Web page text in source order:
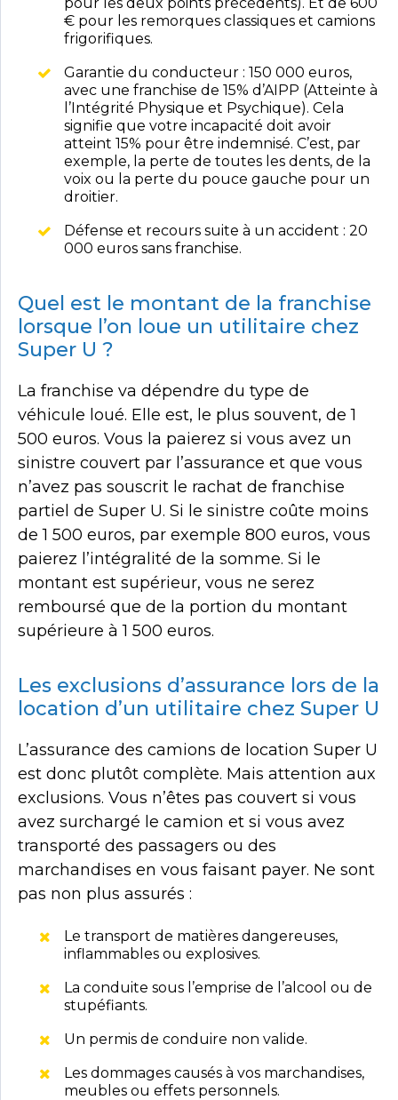
€ pour les remorques classiques et camions
frigorifiques.
Garantie du conducteur : 150 000 euros,
avec une franchise de 15% d’AIPP (Atteinte à
l’Intégrité Physique et Psychique). Cela
signifie que votre incapacité doit avoir
atteint 15% pour être indemnisé. C’est, par
exemple, la perte de toutes les dents, de la
voix ou la perte du pouce gauche pour un
droitier.
Défense et recours suite à un accident : 20
000 euros sans franchise.
Quel est le montant de la franchise
lorsque l’on loue un utilitaire chez
Super U ?
La franchise va dépendre du type de
véhicule loué. Elle est, le plus souvent, de 1
500 euros. Vous la paierez si vous avez un
sinistre couvert par l’assurance et que vous
n’avez pas souscrit le rachat de franchise
partiel de Super U. Si le sinistre coûte moins
de 1 500 euros, par exemple 800 euros, vous
paierez l’intégralité de la somme. Si le
montant est supérieur, vous ne serez
remboursé que de la portion du montant
supérieure à 1 500 euros.
Les exclusions d’assurance lors de la
location d’un utilitaire chez Super U
L’assurance des camions de location Super U
est donc plutôt complète. Mais attention aux
exclusions. Vous n’êtes pas couvert si vous
avez surchargé le camion et si vous avez
transporté des passagers ou des
marchandises en vous faisant payer. Ne sont
pas non plus assurés :
Le transport de matières dangereuses,
inflammables ou explosives.
La conduite sous l’emprise de l’alcool ou de
stupéfiants.
Un permis de conduire non valide.
Les dommages causés à vos marchandises,
meubles ou effets personnels.